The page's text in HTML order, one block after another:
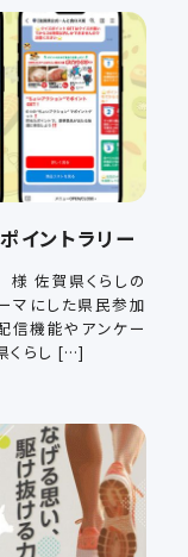
イントラリー
佐賀県くらしの
マにした県民参加
信機能やアンケー
くらし […]